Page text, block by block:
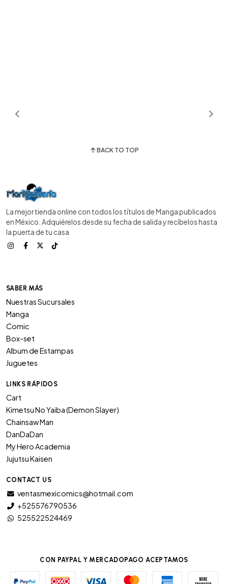
BACK TO TOP
La mejor tienda online con todos los títulos de Manga publicados
en México. Adquiérelos desde su fecha de salida y recíbelos hasta
la puerta de tu casa
SABER MÁS
Nuestras Sucursales
Manga
Comic
Box-set
Album de Estampas
Juguetes
LINKS RÁPIDOS
Cart
Kimetsu No Yaiba (Demon Slayer)
Chainsaw Man
DanDaDan
My Hero Academia
Jujutsu Kaisen
CONTACT US
ventasmexicomics@hotmail.com
+525576790536
525522524469
CON PAYPAL Y MERCADOPAGO ACEPTAMOS